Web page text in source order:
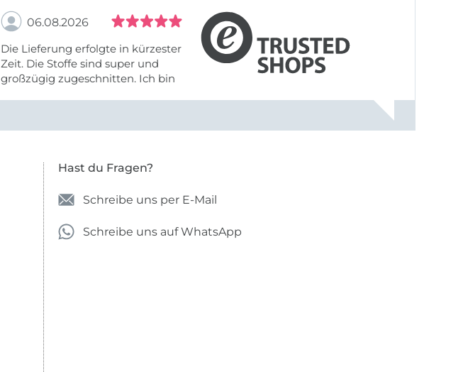
06.08.2026
Die Lieferung erfolgte in kürzester
Zeit. Die Stoffe sind super und
großzügig zugeschnitten. Ich bin
Hast du Fragen?
Schreibe uns per E-Mail
Schreibe uns auf WhatsApp